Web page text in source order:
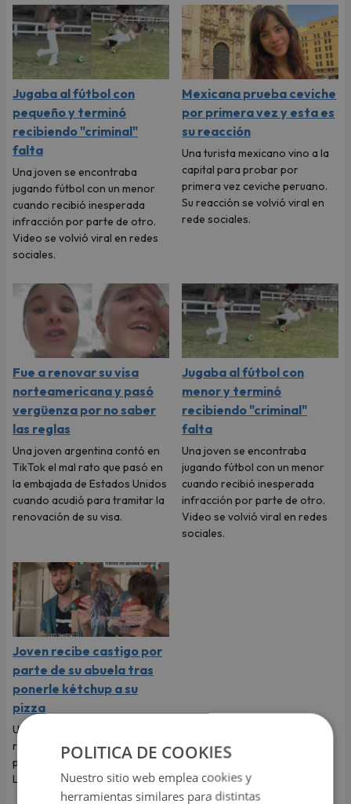
Jugaba al fútbol con
pequeño y terminó
recibiendo "criminal"
falta
Una joven se encontraba
jugando fútbol con un menor
cuando recibió inesperada
infracción por parte de otro.
Video se volvió viral en redes
sociales.
Mexicana prueba ceviche
por primera vez y esta es
su reacción
Una turista mexicano vino a la
capital para probar por
primera vez ceviche peruano.
Su reacción se volvió viral en
rede sociales.
Fue a renovar su visa
norteamericana y pasó
vergüenza por no saber
las reglas
Una joven argentina contó en
TikTok el mal rato que pasó en
la embajada de Estados Unidos
cuando acudió para tramitar la
renovación de su visa.
Jugaba al fútbol con
menor y terminó
recibiendo "criminal"
falta
Una joven se encontraba
jugando fútbol con un menor
cuando recibió inesperada
infracción por parte de otro.
Video se volvió viral en redes
sociales.
Joven recibe castigo por
parte de su abuela tras
ponerle kétchup a su
pizza
Un joven se ha vuelto viral en
redes sociales tras grabarse
poniéndole kétchup a su pizza.
La más indignada fue su abuela.
POLITICA DE COOKIES
Nuestro sitio web emplea cookies y
herramientas similares para distintas